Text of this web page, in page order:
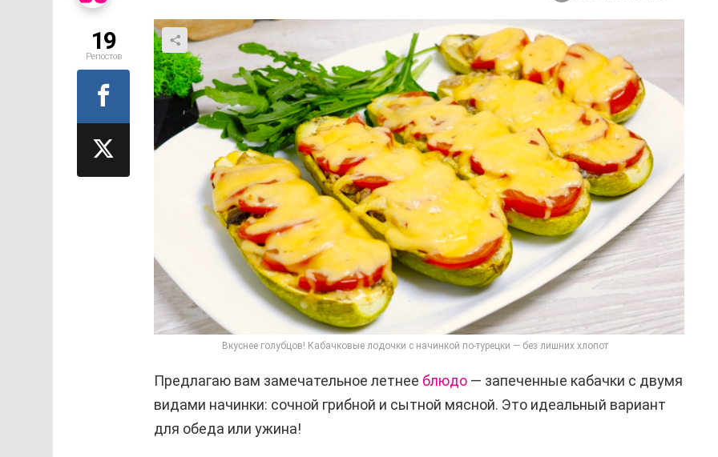
Вкуснее голубцов! Кабачковые лодочки с начинкой по-турецки — без лишних хлопот
Предлагаю вам замечательное летнее блюдо — запеченные кабачки с двумя
видами начинки: сочной грибной и сытной мясной. Это идеальный вариант
для обеда или ужина!
19
Репостов